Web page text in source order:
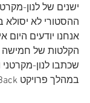
ישנים של לנון-
ההסטורי לא יסולא
אנחנו יודעים היום
הקלטות של חמישה
שכתבו לנון-
במהלך פרויקט Get Back: